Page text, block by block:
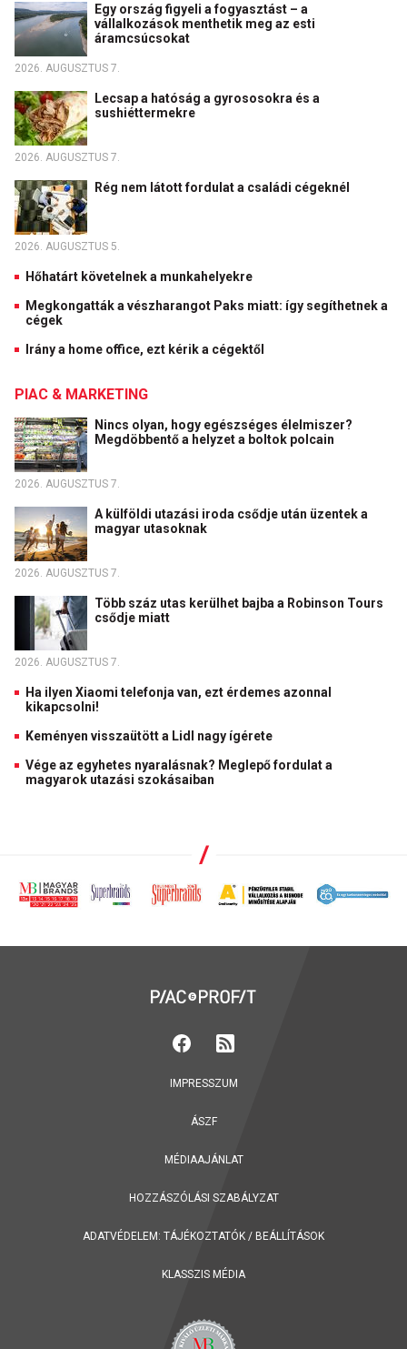
Egy ország figyeli a fogyasztást – a
vállalkozások menthetik meg az esti
áramcsúcsokat
2026. AUGUSZTUS 7.
Lecsap a hatóság a gyrososokra és a
sushiéttermekre
2026. AUGUSZTUS 7.
Rég nem látott fordulat a családi cégeknél
2026. AUGUSZTUS 5.
Hőhatárt követelnek a munkahelyekre
Megkongatták a vészharangot Paks miatt: így segíthetnek a
cégek
Irány a home office, ezt kérik a cégektől
PIAC & MARKETING
Nincs olyan, hogy egészséges élelmiszer?
Megdöbbentő a helyzet a boltok polcain
2026. AUGUSZTUS 7.
A külföldi utazási iroda csődje után üzentek a
magyar utasoknak
2026. AUGUSZTUS 7.
Több száz utas kerülhet bajba a Robinson Tours
csődje miatt
2026. AUGUSZTUS 7.
Ha ilyen Xiaomi telefonja van, ezt érdemes azonnal
kikapcsolni!
Keményen visszaütött a Lidl nagy ígérete
Vége az egyhetes nyaralásnak? Meglepő fordulat a
magyarok utazási szokásaiban
IMPRESSZUM
ÁSZF
MÉDIAAJÁNLAT
HOZZÁSZÓLÁSI SZABÁLYZAT
ADATVÉDELEM: TÁJÉKOZTATÓK / BEÁLLÍTÁSOK
KLASSZIS MÉDIA